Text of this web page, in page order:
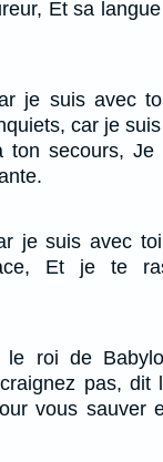
Et sa
je suis avec
car je
ton secours, Je
je suis avec
Et je te
le roi de
pas, dit
vous sauver